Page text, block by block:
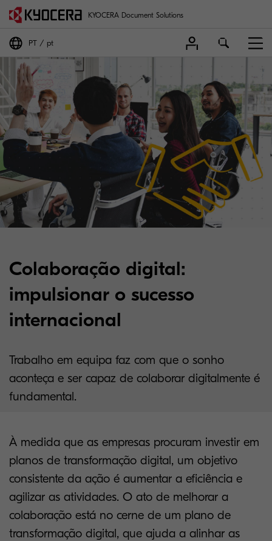
KYOCERA Document Solutions
PT pt
Colaboração digital:
impulsionar o sucesso
internacional
Trabalho em equipa faz com que o sonho
aconteça e ser capaz de colaborar digitalmente é
fundamental.
À medida que as empresas procuram investir em
planos de transformação digital, um objetivo
consistente da ação é aumentar a eficiência e
agilizar as atividades. O ato de melhorar a
colaboração está no cerne de um plano de
transformação digital, que ajuda a alinhar as